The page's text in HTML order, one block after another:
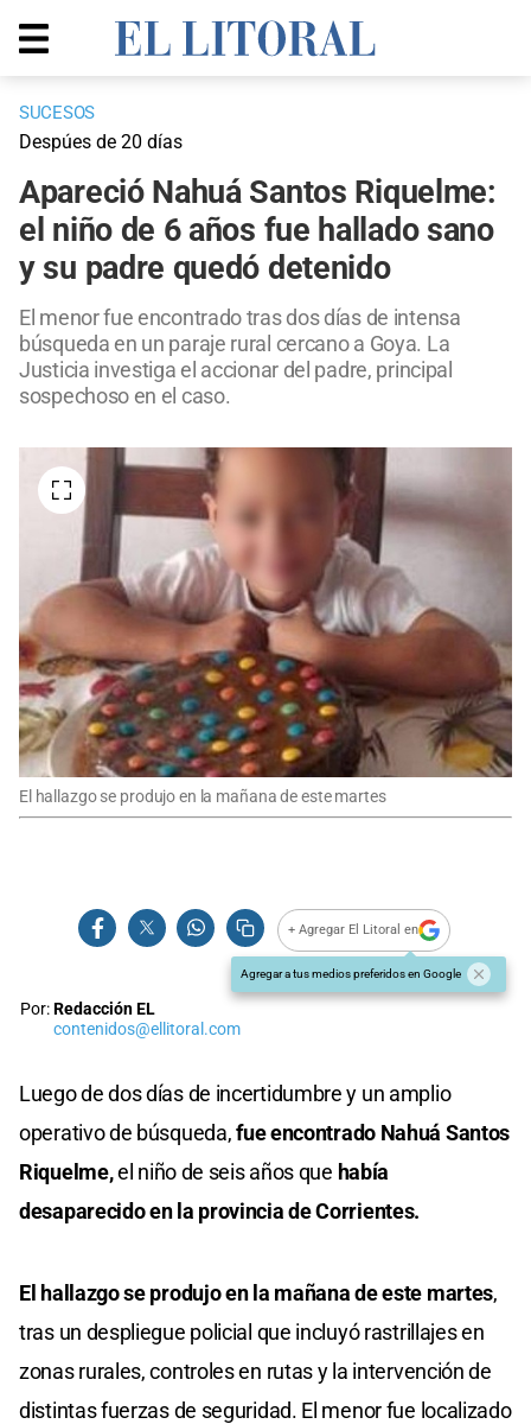
SUCESOS
Despúes de 20 días
Apareció Nahuá Santos Riquelme:
el niño de 6 años fue hallado sano
y su padre quedó detenido
El menor fue encontrado tras dos días de intensa
búsqueda en un paraje rural cercano a Goya. La
Justicia investiga el accionar del padre, principal
sospechoso en el caso.
El hallazgo se produjo en la mañana de este martes
+ Agregar El Litoral en
Agregar a tus medios preferidos en Google
Por:Redacción EL
contenidos@ellitoral.com
Luego de dos días de incertidumbre y un amplio
operativo de búsqueda,fue encontrado Nahuá Santos
Riquelme,el niño de seis años que había
desaparecido en la provincia de Corrientes.
El hallazgo se produjo en la mañana de este martes,
tras un despliegue policial que incluyó rastrillajes en
zonas rurales, controles en rutas y la intervención de
distintas fuerzas de seguridad. El menor fue localizado